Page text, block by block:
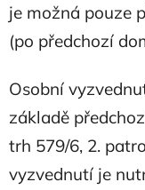
je možná pouze
(po předchozí
Osobní
základě
trh 579/6, 2.
vyzvednutí je